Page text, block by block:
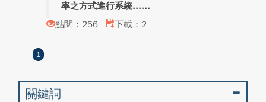
率之方式進行系統...
點閱：256
下載：2
1
關鍵詞